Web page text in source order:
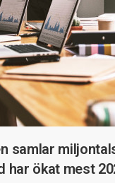
samlar
har ökat mest